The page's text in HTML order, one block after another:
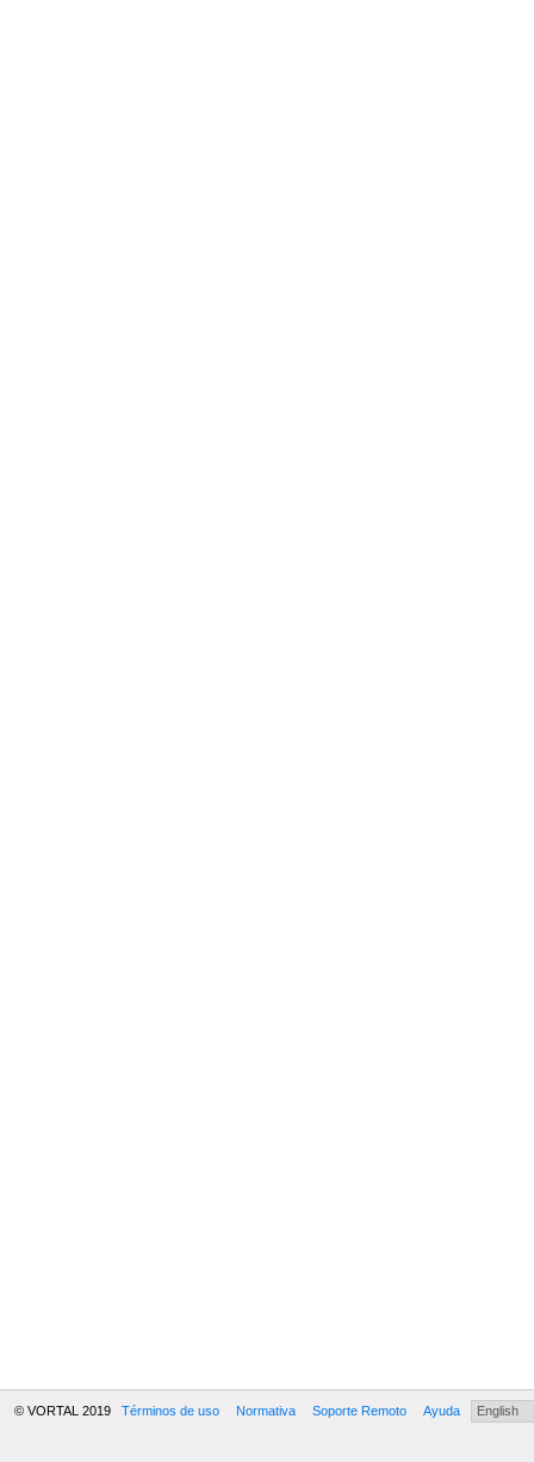
© VORTAL 2019 Términos de uso Normativa Soporte Remoto Ayuda